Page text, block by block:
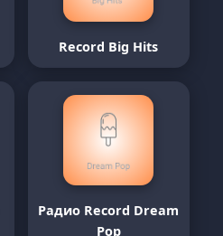
Record Big Hits
Радио Record Dream
Pop